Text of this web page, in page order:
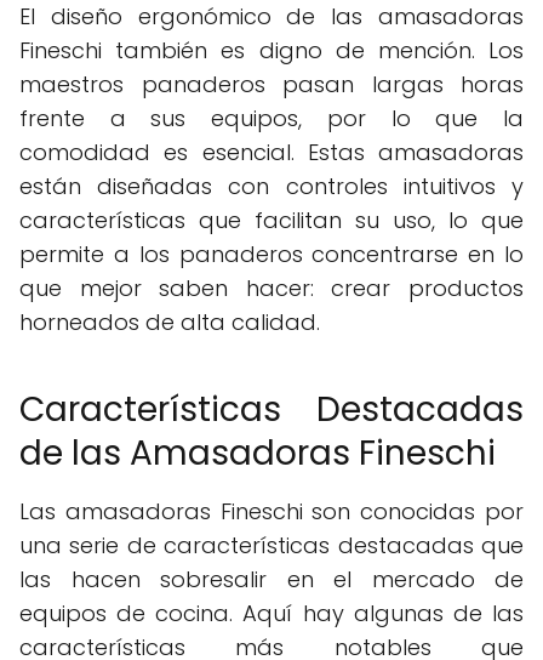
El diseño ergonómico de las amasadoras
Fineschi también es digno de mención. Los
maestros panaderos pasan largas horas
frente a sus equipos, por lo que la
comodidad es esencial. Estas amasadoras
están diseñadas con controles intuitivos y
características que facilitan su uso, lo que
permite a los panaderos concentrarse en lo
que mejor saben hacer: crear productos
horneados de alta calidad.
Características Destacadas
de las Amasadoras Fineschi
Las amasadoras Fineschi son conocidas por
una serie de características destacadas que
las hacen sobresalir en el mercado de
equipos de cocina. Aquí hay algunas de las
características más notables que